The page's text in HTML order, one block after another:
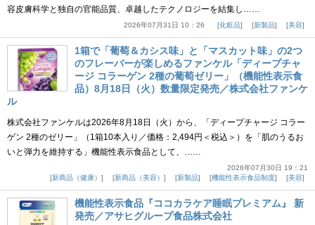
容皮膚科学と独自の官能品質、卓越したテクノロジーを結集し……
2026年07月31日 10：26 化粧品 新製品 美容
1箱で「葡萄＆カシス味」と「マスカット味」の2つ
のフレーバーが楽しめるファンケル「ディープチャ
ージ コラーゲン 2種の葡萄ゼリー」（機能性表示食
品）8月18日（火）数量限定発売／株式会社ファンケ
ル
株式会社ファンケルは2026年8月18日（火）から、「ディープチャージ コラー
ゲン 2種のゼリー」（1箱10本入り／価格：2,494円＜税込＞）を「肌のうるお
いと弾力を維持する」機能性表示食品として、……
2026年07月30日 19：21
新商品（健康）
新商品（美容） 新製品 機能性表示食品制度 美容
機能性表示食品『ココカラケア睡眠プレミアム』 新
発売／アサヒグループ食品株式会社